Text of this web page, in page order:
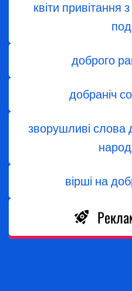
квіти
доброго
добраніч
зворушливі слова
вірші на